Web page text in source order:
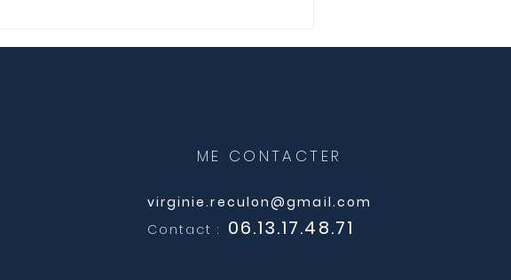
sophrologie sont-elles
ME CONTACTER
virginie.reculon@gmail.com
Contact : 06.13.17.48.71